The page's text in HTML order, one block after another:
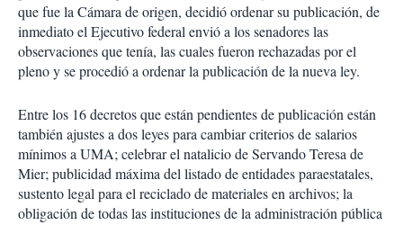
que fue la Cámara de origen, decidió ordenar su publicación, de
inmediato el Ejecutivo federal envió a los senadores las
observaciones que tenía, las cuales fueron rechazadas por el
pleno y se procedió a ordenar la publicación de la nueva ley.
Entre los 16 decretos que están pendientes de publicación están
también ajustes a dos leyes para cambiar criterios de salarios
mínimos a UMA; celebrar el natalicio de Servando Teresa de
Mier; publicidad máxima del listado de entidades paraestatales,
sustento legal para el reciclado de materiales en archivos; la
obligación de todas las instituciones de la administración pública